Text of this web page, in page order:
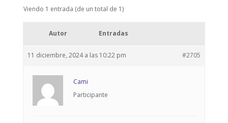
Viendo 1 entrada (de un total de 1)
Autor Entradas
11 diciembre, 2024 a las 10:22 pm #2705
Cami
Participante